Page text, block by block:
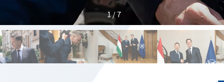
1 / 7